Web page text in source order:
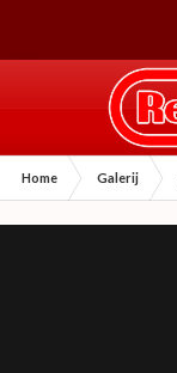
Home Galerij